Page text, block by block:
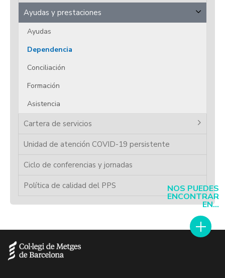
Ayudas y prestaciones
Ayudas
Dependencia
Conciliación
Formación
Asistencia
Cartera de servicios
Unidad de atención COVID-19 persistente
Ciclo de conferencias y jornadas
Política de calidad del PPS NOS PUEDES
ENCONTRAR
EN...